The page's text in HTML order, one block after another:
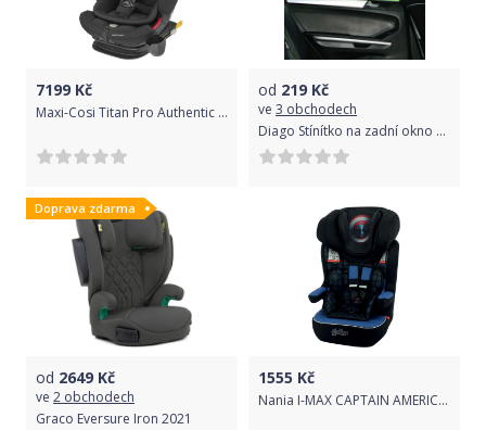
7199 Kč
Maxi-Cosi Titan Pro Authentic Black 2020
od 219 Kč
ve 3 obchodech
Diago Stínítko na zadní okno auta- univerzální- šedá
Doprava zdarma
od 2649 Kč
ve 2 obchodech
Graco Eversure Iron 2021
1555 Kč
Nania I-MAX CAPTAIN AMERICA LUXE 2020